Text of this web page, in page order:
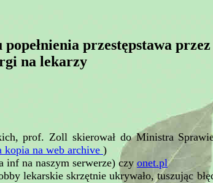
przestępstawa
na lekarzy
prof. Zoll skierował do Ministra
kopia na web archive )
inf na naszym serwerze) czy onet.pl
lekarskie skrzętnie ukrywało, tuszując